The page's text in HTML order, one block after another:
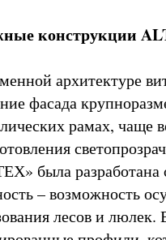
конструкции
архитектуре
фасада
рамах, чаще
была разработана
– возможность
лесов и люлек.